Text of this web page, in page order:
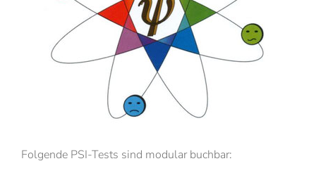
Folgende PSI-Tests sind modular buchbar: